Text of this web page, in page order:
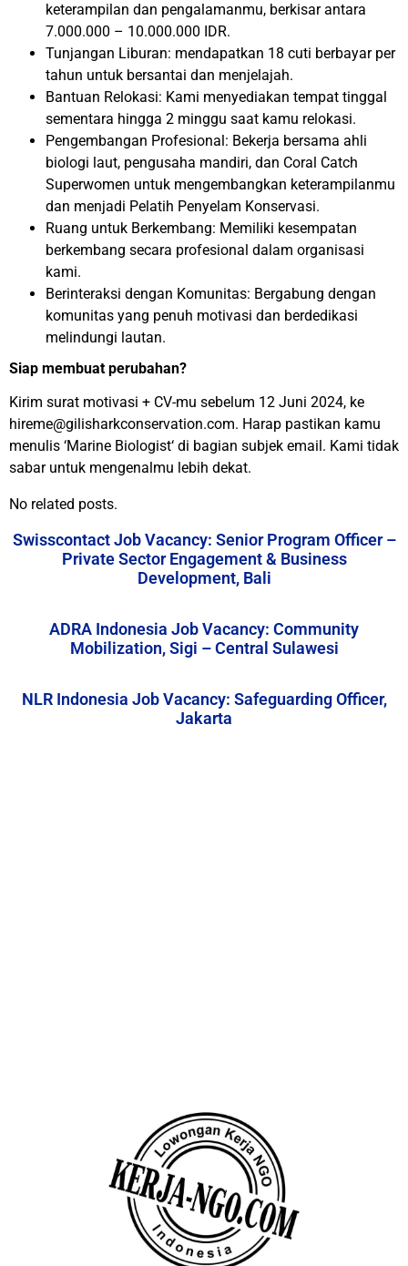
keterampilan dan pengalamanmu, berkisar antara
7.000.000 – 10.000.000 IDR.
Tunjangan Liburan: mendapatkan 18 cuti berbayar per
tahun untuk bersantai dan menjelajah.
Bantuan Relokasi: Kami menyediakan tempat tinggal
sementara hingga 2 minggu saat kamu relokasi.
Pengembangan Profesional: Bekerja bersama ahli
biologi laut, pengusaha mandiri, dan Coral Catch
Superwomen untuk mengembangkan keterampilanmu
dan menjadi Pelatih Penyelam Konservasi.
Ruang untuk Berkembang: Memiliki kesempatan
berkembang secara profesional dalam organisasi
kami.
Berinteraksi dengan Komunitas: Bergabung dengan
komunitas yang penuh motivasi dan berdedikasi
melindungi lautan.
Siap membuat perubahan?
Kirim surat motivasi + CV-mu sebelum 12 Juni 2024, ke
hireme@gilisharkconservation.com. Harap pastikan kamu
menulis ‘Marine Biologist‘ di bagian subjek email. Kami tidak
sabar untuk mengenalmu lebih dekat.
No related posts.
Swisscontact Job Vacancy: Senior Program Officer –
Private Sector Engagement & Business
Development, Bali
ADRA Indonesia Job Vacancy: Community
Mobilization, Sigi – Central Sulawesi
NLR Indonesia Job Vacancy: Safeguarding Officer,
Jakarta